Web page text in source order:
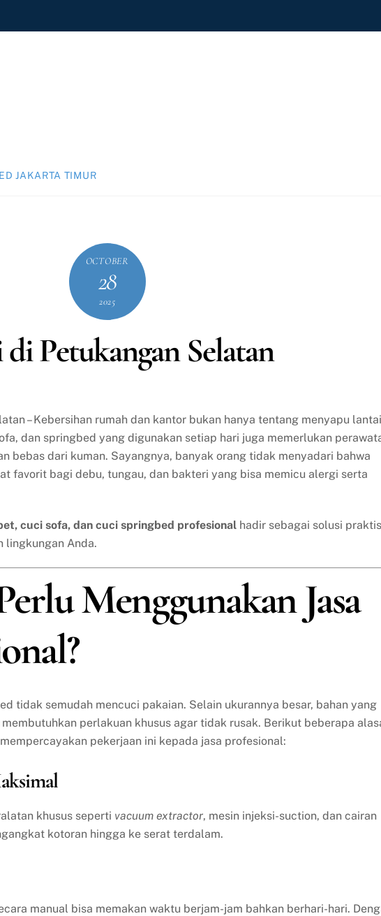
JAKARTA TIMUR
OCTOBER
28
2025
di Petukangan Selatan
– Kebersihan rumah dan kantor bukan hanya tentang menyapu lantai
dan springbed yang digunakan setiap hari juga memerlukan
bebas dari kuman. Sayangnya, banyak orang tidak menyadari bahwa
favorit bagi debu, tungau, dan bakteri yang bisa memicu alergi serta
cuci sofa, dan cuci springbed profesional hadir sebagai solusi praktis
lingkungan Anda.
Menggunakan Jasa
tidak semudah mencuci pakaian. Selain ukurannya besar, bahan yang
perlakuan khusus agar tidak rusak. Berikut beberapa
pekerjaan ini kepada jasa profesional:
khusus seperti vacuum extractor, mesin injeksi-suction, dan cairan
kotoran hingga ke serat terdalam.
manual bisa memakan waktu berjam-jam bahkan berhari-hari.